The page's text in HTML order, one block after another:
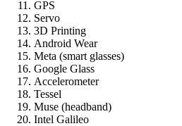
GPS
Servo
3D Printing
Android Wear
Meta (smart glasses)
Google Glass
Accelerometer
Tessel
Muse (headband)
Intel Galileo